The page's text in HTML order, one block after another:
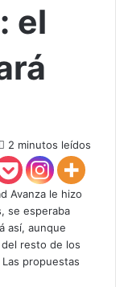
el
2 minutos leídos
Avanza le hizo
se esperaba
así, aunque
resto de los
propuestas